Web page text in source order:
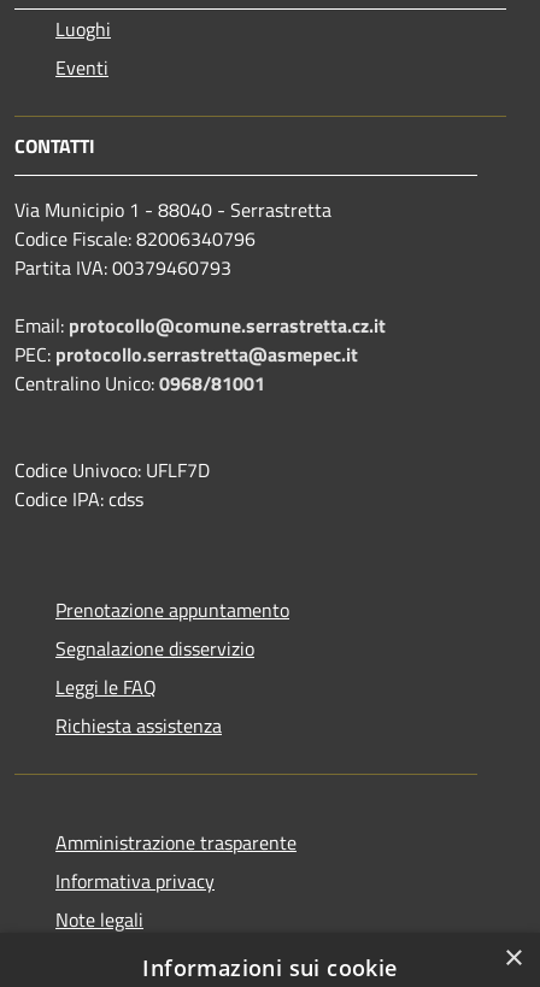
Luoghi
Eventi
CONTATTI
Via Municipio 1 - 88040 - Serrastretta
Codice Fiscale: 82006340796
Partita IVA: 00379460793
Email: protocollo@comune.serrastretta.cz.it
PEC: protocollo.serrastretta@asmepec.it
Centralino Unico:0968/81001
Codice Univoco: UFLF7D
Codice IPA: cdss
Prenotazione appuntamento
Segnalazione disservizio
Leggi le FAQ
Richiesta assistenza
Amministrazione trasparente
Informativa privacy
Note legali
Dichiarazione di accessibilità
×
Informazioni sui cookie